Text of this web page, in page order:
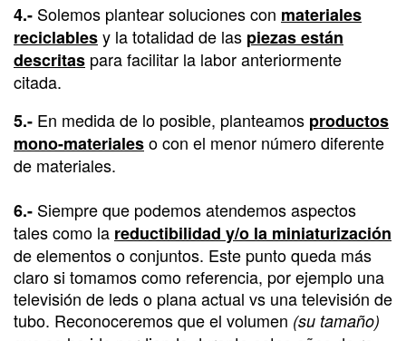
4.- Solemos plantear soluciones con materiales
reciclablesy la totalidad de las piezas están
descritas para facilitar la labor anteriormente
citada.
5.- En medida de lo posible, planteamos productos
mono-materialeso con el menor número diferente
de materiales.
6.- Siempre que podemos atendemos aspectos
tales como la reductibilidad y/o la miniaturización
de elementos o conjuntos. Este punto queda más
claro si tomamos como referencia, por ejemplo una
televisión de leds o plana actual vs una televisión de
tubo. Reconoceremos que el volumen (su tamaño)